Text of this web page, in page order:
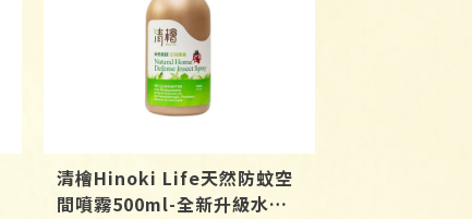
清檜Hinoki Life天然防蚊空
間噴霧500ml-全新升級水性